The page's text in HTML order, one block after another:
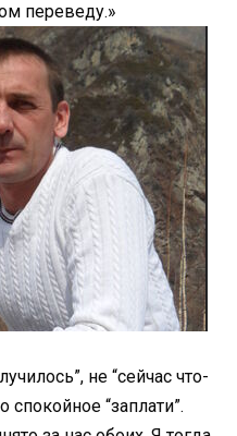
переведу.»
не “сейчас что-
“заплати”.